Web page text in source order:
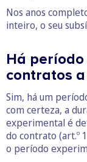
Nos anos
inteiro, o seu
Há
contratos
Sim, há um
com certeza, a
experimental é
do contrato (art.º
o período